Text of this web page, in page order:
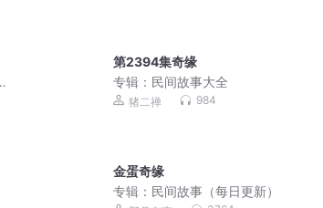
第2394集奇缘
专辑： 民间故事大全
猪二禅 984
金蛋奇缘
专辑： 民间故事（每日更新）